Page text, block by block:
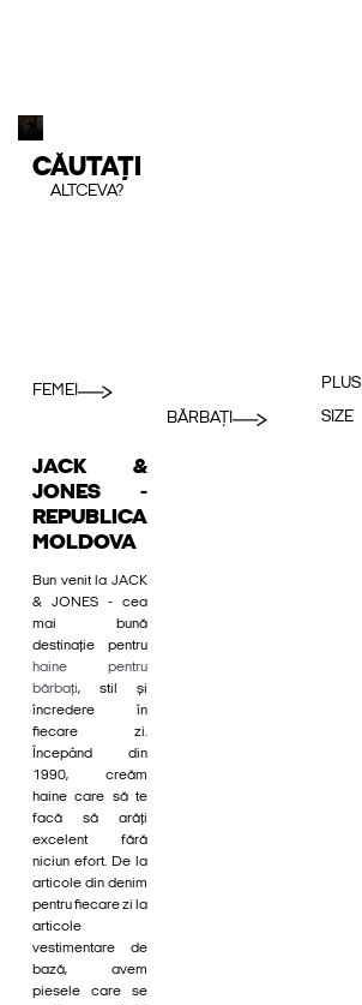
CĂUTAȚI
ALTCEVA?
FEMEI
BĂRBAȚI
PLUS
SIZE
JACK &
JONES -
REPUBLICA
MOLDOVA
Bun venit la JACK
& JONES - cea
mai bună
destinație pentru
haine pentru
bărbați, stil și
încredere în
fiecare zi.
Începând din
1990, creăm
haine care să te
facă să arăți
excelent fără
niciun efort. De la
articole din denim
pentru fiecare zi la
articole
vestimentare de
bază, avem
piesele care se